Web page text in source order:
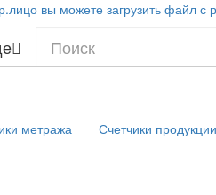
вы можете загрузить файл с
метража Счетчики продукции